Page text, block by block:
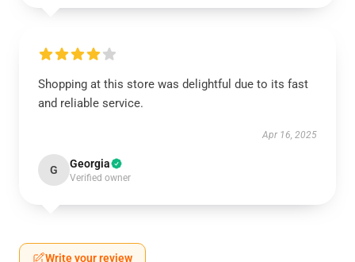
Shopping at this store was delightful due to its fast
and reliable service.
Apr 16, 2025
G Georgia
Verified owner
Write your review